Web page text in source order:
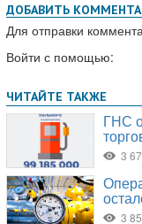
ДОБАВИТЬ
Для отправки
Войти с помощью: